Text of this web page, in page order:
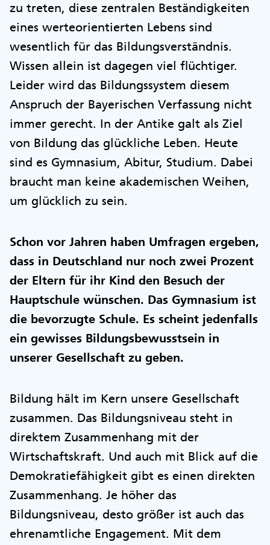
zu treten, diese zentralen Beständigkeiten
eines werteorientierten Lebens sind
wesentlich für das Bildungsverständnis.
Wissen allein ist dagegen viel flüchtiger.
Leider wird das Bildungssystem diesem
Anspruch der Bayerischen Verfassung nicht
immer gerecht. In der Antike galt als Ziel
von Bildung das glückliche Leben. Heute
sind es Gymnasium, Abitur, Studium. Dabei
braucht man keine akademischen Weihen,
um glücklich zu sein.
Schon vor Jahren haben Umfragen ergeben,
dass in Deutschland nur noch zwei Prozent
der Eltern für ihr Kind den Besuch der
Hauptschule wünschen. Das Gymnasium ist
die bevorzugte Schule. Es scheint jedenfalls
ein gewisses Bildungsbewusstsein in
unserer Gesellschaft zu geben.
Bildung hält im Kern unsere Gesellschaft
zusammen. Das Bildungsniveau steht in
direktem Zusammenhang mit der
Wirtschaftskraft. Und auch mit Blick auf die
Demokratiefähigkeit gibt es einen direkten
Zusammenhang. Je höher das
Bildungsniveau, desto größer ist auch das
ehrenamtliche Engagement. Mit dem